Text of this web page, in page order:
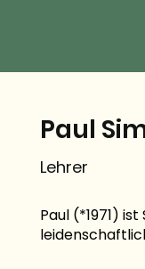
Paul
Lehrer
Paul (*1971)